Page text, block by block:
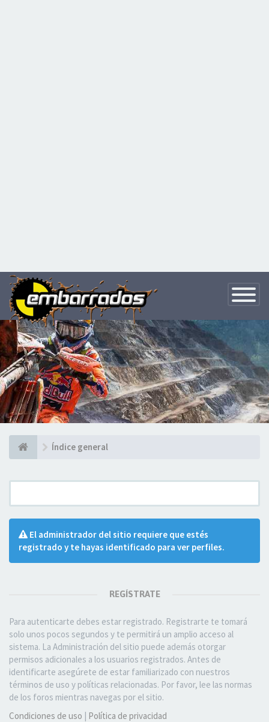
Toggle
Índice general
El administrador del sitio requiere que estés
registrado y te hayas identificado para ver perfiles.
REGÍSTRATE
Para autenticarte debes estar registrado. Registrarte te tomará
solo unos pocos segundos y te permitirá un amplio acceso al
sistema. La Administración del sitio puede además otorgar
permisos adicionales a los usuarios registrados. Antes de
identificarte asegúrete de estar familiarizado con nuestros
términos de uso y políticas relacionadas. Por favor, lee las normas
de los foros mientras navegas por el sitio.
Condiciones de uso | Política de privacidad